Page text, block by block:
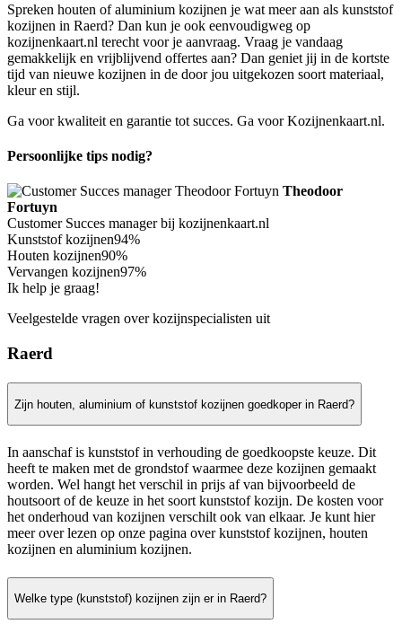
Spreken houten of aluminium kozijnen je wat meer aan als kunststof
kozijnen in Raerd? Dan kun je ook eenvoudigweg op
kozijnenkaart.nl terecht voor je aanvraag. Vraag je vandaag
gemakkelijk en vrijblijvend offertes aan? Dan geniet jij in de kortste
tijd van nieuwe kozijnen in de door jou uitgekozen soort materiaal,
kleur en stijl.
Ga voor kwaliteit en garantie tot succes. Ga voor Kozijnenkaart.nl.
Persoonlijke tips nodig?
Theodoor
Fortuyn
Customer Succes manager bij kozijnenkaart.nl
Kunststof kozijnen94%
Houten kozijnen90%
Vervangen kozijnen97%
Ik help je graag!
Veelgestelde vragen over kozijnspecialisten uit
Raerd
Zijn houten, aluminium of kunststof kozijnen goedkoper in Raerd?
In aanschaf is kunststof in verhouding de goedkoopste keuze. Dit
heeft te maken met de grondstof waarmee deze kozijnen gemaakt
worden. Wel hangt het verschil in prijs af van bijvoorbeeld de
houtsoort of de keuze in het soort kunststof kozijn. De kosten voor
het onderhoud van kozijnen verschilt ook van elkaar. Je kunt hier
meer over lezen op onze pagina over kunststof kozijnen, houten
kozijnen en aluminium kozijnen.
Welke type (kunststof) kozijnen zijn er in Raerd?